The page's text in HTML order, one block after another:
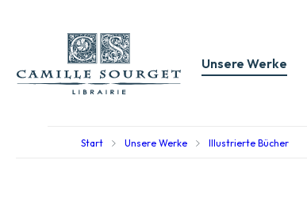
Unsere Werke
Start Unsere Werke Illustrierte Bücher